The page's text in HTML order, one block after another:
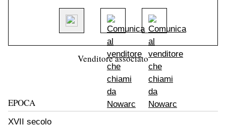
Venditore associato
EPOCA
XVII secolo